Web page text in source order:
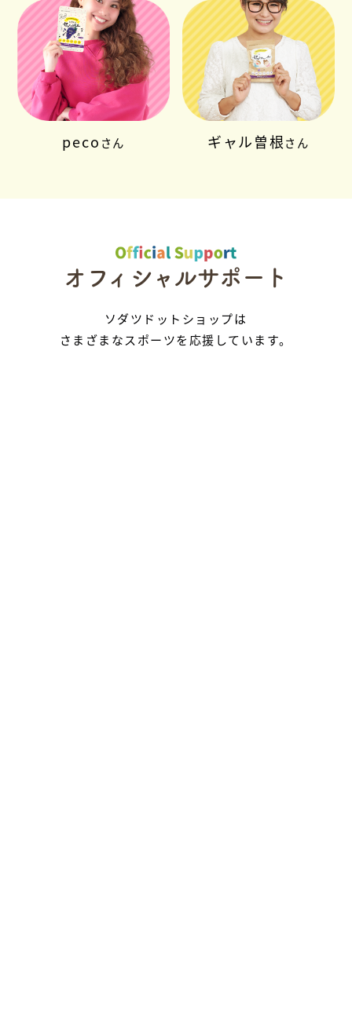
peco さん ギャル曽根さん
オフィシャルサポート
ソダツドットショップは
さまざまなスポーツを応援しています。